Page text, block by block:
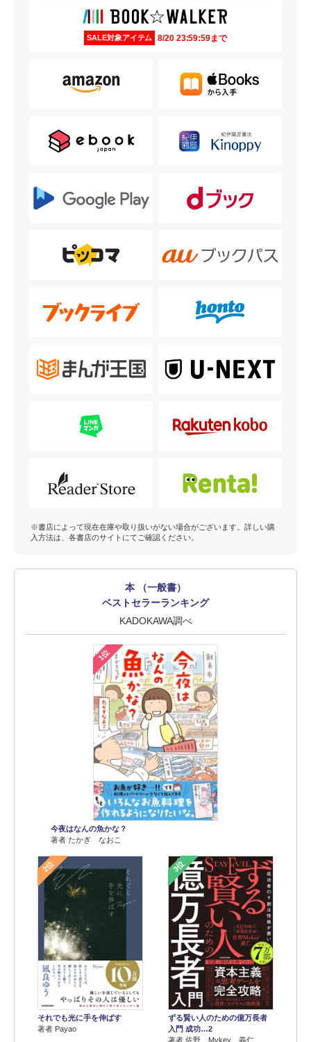
SALE対象アイテム 8/20 23:59:59まで
※書店によって現在在庫や取り扱いがない場合がございます。詳しい購
入方法は、各書店のサイトにてご確認ください。
本 （一般書）
ベストセラーランキング
KADOKAWA調べ
1位
今夜はなんの魚かな？
著者 たかぎ なおこ
2位
それでも光に手を伸ばす
著者 Payao
3位
ずる賢い人のための億万長者
入門 成功…2
著者 佐野 Mykey 義仁